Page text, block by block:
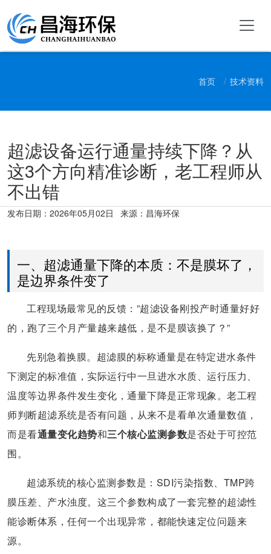
首页 技术资料
超滤设备运行通量持续下降？从
这3个方向精准诊断，老工程师从
不出错
发布日期： 2026年05月02日 来源：昌海环保
一、超滤通量下降的本质：不是膜坏了，
是边界条件变了
工程现场最常见的反馈：”超滤设备刚投产时通量好好
的，跑了三个月产量越来越低，是不是膜该换了？”
先别急着换膜。超滤膜的标称通量是在特定进水条件
下测定的标准值，实际运行中一旦进水水质、运行压力、
温度等边界条件发生变化，通量下降是正常现象。老工程
师判断超滤系统是否有问题，从来不是看单次通量数值，
而是看通量变化趋势和三个核心监测参数是否处于可控范
围。
超滤系统的核心监测参数是：SDI污染指数、TMP跨
膜压差、产水浊度。这三个参数构成了一套完整的超滤性
能诊断体系，任何一个出现异常，都能快速定位问题来
源。